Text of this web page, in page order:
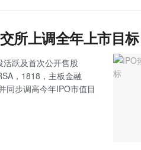
所上调全年上市目标
跃及首次公开售股
，1818，主板金融
同步调高今年IPO市值目